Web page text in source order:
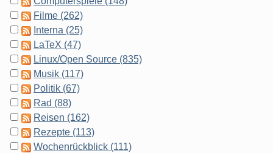
Filme (262)
Interna (25)
LaTeX (47)
Linux/Open Source (835)
Musik (117)
Politik (67)
Rad (88)
Reisen (162)
Rezepte (113)
Wochenrückblick (111)